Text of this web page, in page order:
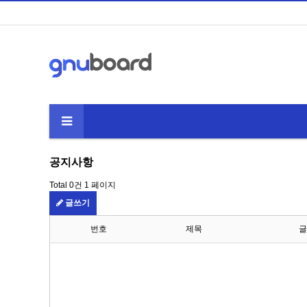
공지사항
Total 0건 1 페이지
글쓰기
번호 제목